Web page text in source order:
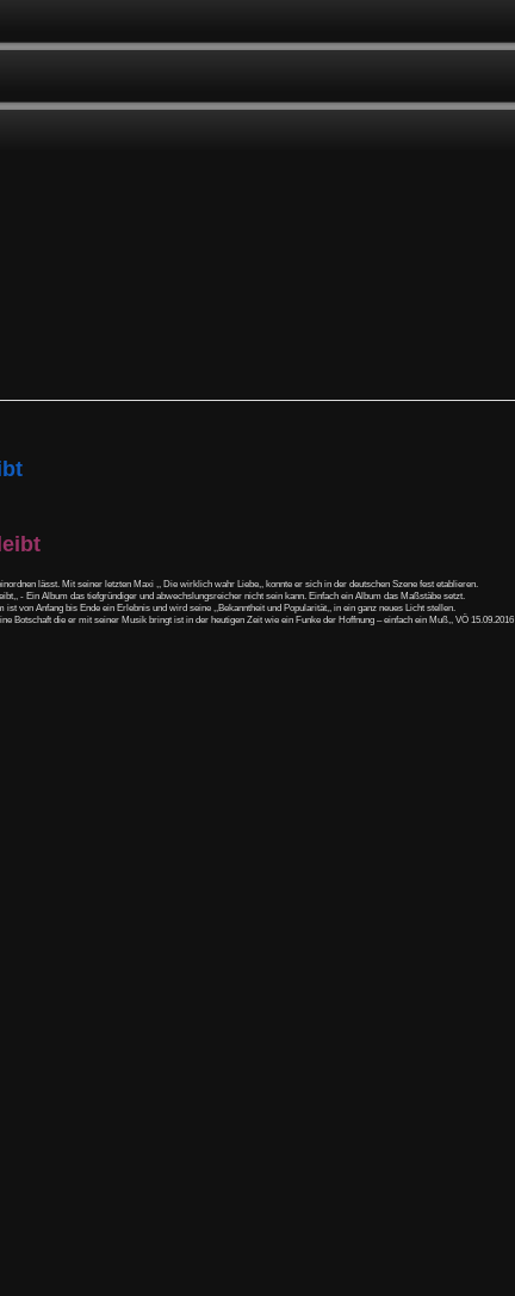
lässt. Mit seiner letzten Maxi ,, Die wirklich wahr Liebe,, konnte er sich in der deutschen Szene fest etablieren.
- Ein Album das tiefgründiger und abwechslungsreicher nicht sein kann. Einfach ein Album das Maßstäbe setzt.
von Anfang bis Ende ein Erlebnis und wird seine ,,Bekanntheit und Popularität,, in ein ganz neues Licht stellen.
Botschaft die er mit seiner Musik bringt ist in der heutigen Zeit wie ein Funke der Hoffnung – einfach ein Muß,, VÖ 15.09.2016